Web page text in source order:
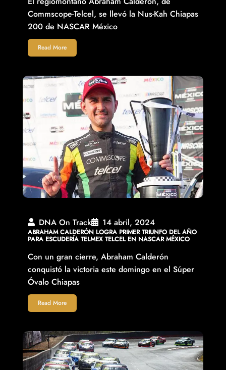
Commscope-Telcel, se llevó la Nus-Kah Chiapas
200 de NASCAR México
Read More
DNA On Track 14 abril, 2024
ABRAHAM CALDERÓN LOGRA PRIMER TRIUNFO DEL AÑO
PARA ESCUDERÍA TELMEX TELCEL EN NASCAR MÉXICO
Con un gran cierre, Abraham Calderón
conquistó la victoria este domingo en el Súper
Óvalo Chiapas
Read More